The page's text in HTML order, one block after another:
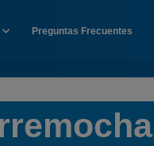
Preguntas Frecuentes